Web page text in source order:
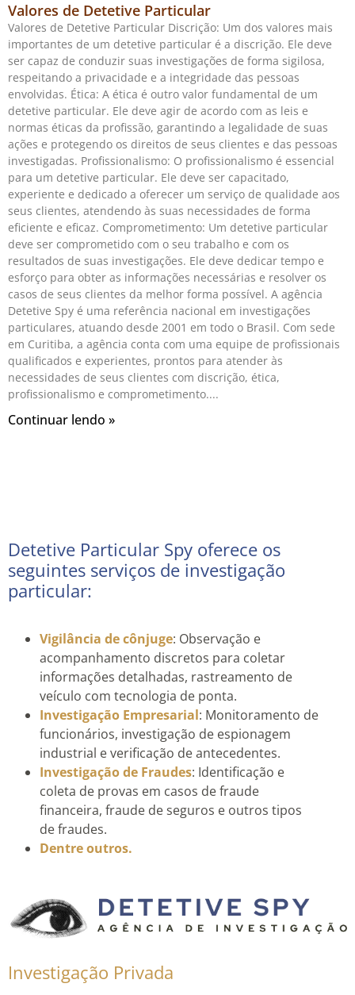
Valores de Detetive Particular
Valores de Detetive Particular Discrição: Um dos valores mais
importantes de um detetive particular é a discrição. Ele deve
ser capaz de conduzir suas investigações de forma sigilosa,
respeitando a privacidade e a integridade das pessoas
envolvidas. Ética: A ética é outro valor fundamental de um
detetive particular. Ele deve agir de acordo com as leis e
normas éticas da profissão, garantindo a legalidade de suas
ações e protegendo os direitos de seus clientes e das pessoas
investigadas. Profissionalismo: O profissionalismo é essencial
para um detetive particular. Ele deve ser capacitado,
experiente e dedicado a oferecer um serviço de qualidade aos
seus clientes, atendendo às suas necessidades de forma
eficiente e eficaz. Comprometimento: Um detetive particular
deve ser comprometido com o seu trabalho e com os
resultados de suas investigações. Ele deve dedicar tempo e
esforço para obter as informações necessárias e resolver os
casos de seus clientes da melhor forma possível. A agência
Detetive Spy é uma referência nacional em investigações
particulares, atuando desde 2001 em todo o Brasil. Com sede
em Curitiba, a agência conta com uma equipe de profissionais
qualificados e experientes, prontos para atender às
necessidades de seus clientes com discrição, ética,
profissionalismo e comprometimento.
Continuar lendo »
Detetive Particular Spy oferece os
seguintes serviços de investigação
particular:
Vigilância de cônjuge: Observação e
acompanhamento discretos para coletar
informações detalhadas, rastreamento de
veículo com tecnologia de ponta.
Investigação Empresarial: Monitoramento de
funcionários, investigação de espionagem
industrial e verificação de antecedentes.
Investigação de Fraudes: Identificação e
coleta de provas em casos de fraude
financeira, fraude de seguros e outros tipos
de fraudes.
Dentre outros.
Investigação Privada